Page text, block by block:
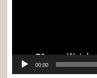
00:00